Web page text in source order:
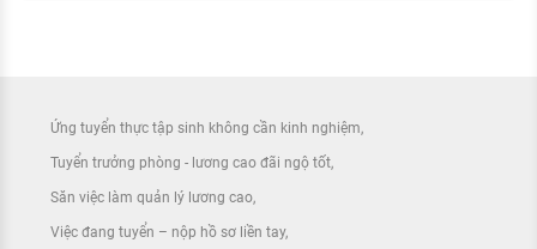
Ứng tuyển thực tập sinh không cần kinh nghiệm
Tuyển trưởng phòng - lương cao đãi ngộ tốt
Săn việc làm quản lý lương cao
Việc đang tuyển – nộp hồ sơ liền tay